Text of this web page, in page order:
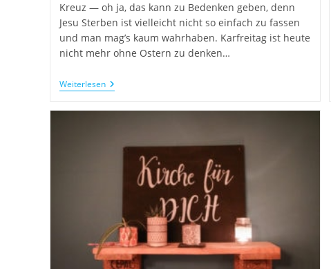
Kreuz — oh ja, das kann zu Bedenken geben, denn
Jesu Sterben ist vielleicht nicht so einfach zu fassen
und man mag’s kaum wahrhaben. Karfreitag ist heute
nicht mehr ohne Ostern zu denken…
Weiterlesen